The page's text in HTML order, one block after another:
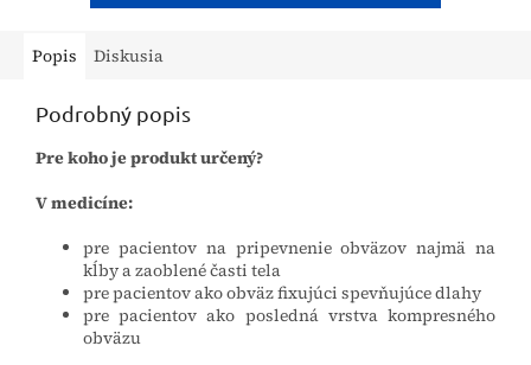
Popis Diskusia
Podrobný popis
Pre koho je produkt určený?
V medicíne:
pre pacientov na pripevnenie obväzov najmä na
kĺby a zaoblené časti tela
pre pacientov ako obväz fixujúci spevňujúce dlahy
pre pacientov ako posledná vrstva kompresného
obväzu